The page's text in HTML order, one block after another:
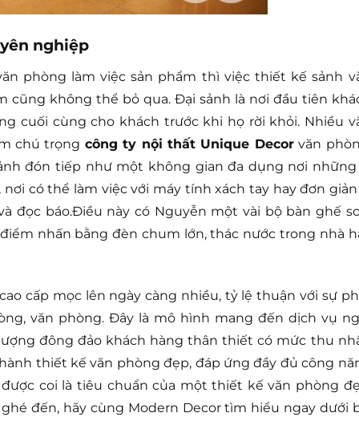
nghiệp
phòng làm việc sản phẩm thì việc thiết kế sảnh
cũng không thể bỏ qua. Đại sảnh là nơi đầu tiên
cuối cùng cho khách trước khi họ rời khỏi. Nhiều
chú trọng công ty nội thất Unique Decorvăn
đón tiếp như một không gian đa dụng nơi những
có thể làm việc với máy tính xách tay hay đơn giản
đọc báo.Điều này có Nguyễn một vài bộ bàn ghế
nhấn bằng đèn chum lớn, thác nước trong nhà
cấp mọc lên ngày càng nhiều, tỷ lệ thuận với sự
văn phòng. Đây là mô hình mang đến dịch vụ
đông đảo khách hàng thân thiết có mức thu
thiết kế văn phòng đẹp, đáp ứng đầy đủ công
coi là tiêu chuẩn của một thiết kế văn phòng
đến, hãy cùng Modern Decor tìm hiểu ngay dưới